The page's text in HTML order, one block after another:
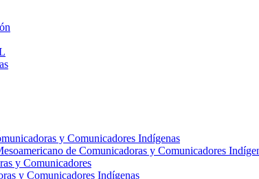
y Comunicadores Indígenas
de Comunicadoras y Comunicadores
y Comunicadores
y Comunicadores Indígenas